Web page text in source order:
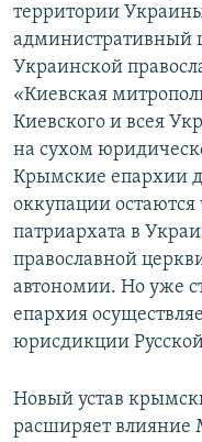
территории
административный
Украинской
«Киевская
Киевского и всея
на сухом
Крымские епархии
оккупации
патриархата в
православной
автономии. Но уже
епархия
юрисдикции
Новый устав
расширяет влияние